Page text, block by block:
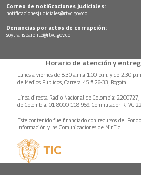
Correo de notificaciones judiciales:
notificacionesjudiciales@rtvc.gov.co
Denuncias por actos de corrupción:
soytransparente@rtvc.gov.co
Horario de atención y
Lunes a viernes de 8:30 a.m.a 1:00 p.m. y de 2:30
de Medios Públicos, Carrera 45 # 26-33, Bogotá.
Línea directa Radio Nacional de Colombia:
de Colombia: 01 8000 118 959. Conmutador RTVC
Este contenido fue financiado con recursos del
Información y las Comunicaciones de MinTic.